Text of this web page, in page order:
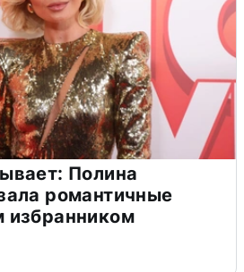
Полина
романтичные
избранником